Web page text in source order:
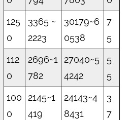
125
0
3365 ~
2223
30179~6
0538
7
5
112
0
2696~1
782
27040~5
4242
5
5
100
0
2145~1
419
24143~4
8431
3
7